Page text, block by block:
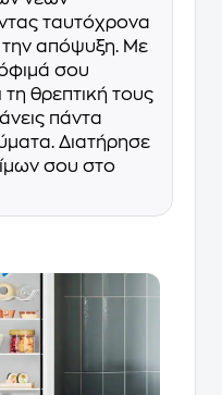
ταυτόχρονα
απόψυξη. Με
σου
θρεπτική τους
πάντα
Διατήρησε
σου στο